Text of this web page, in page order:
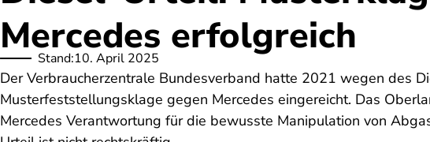
Mercedes erfolgreich
Stand:10. April 2025
Der Verbraucherzentrale Bundesverband hatte 2021 wegen des
Musterfeststellungsklage gegen Mercedes eingereicht. Das
Mercedes Verantwortung für die bewusste Manipulation von